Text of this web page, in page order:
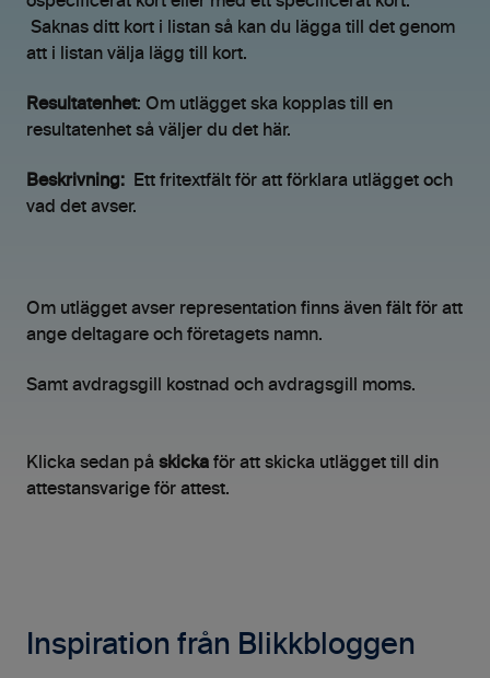
Saknas ditt kort i listan så kan du lägga till det genom
att i listan välja lägg till kort.
Resultatenhet: Om utlägget ska kopplas till en
resultatenhet så väljer du det här.
Beskrivning: Ett fritextfält för att förklara utlägget och
vad det avser.
Om utlägget avser representation finns även fält för att
ange deltagare och företagets namn.
Samt avdragsgill kostnad och avdragsgill moms.
Klicka sedan på skicka för att skicka utlägget till din
attestansvarige för attest.
Inspiration från Blikkbloggen